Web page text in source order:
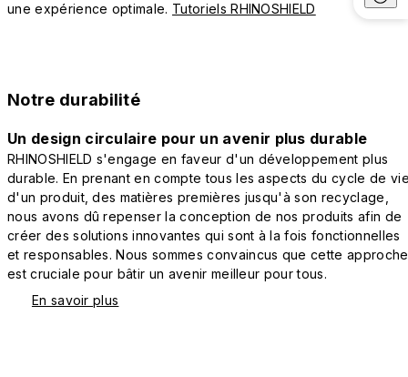
une expérience optimale. Tutoriels RHINOSHIELD
Notre durabilité
Un design circulaire pour un avenir plus durable
RHINOSHIELD s'engage en faveur d'un développement plus
durable. En prenant en compte tous les aspects du cycle de
d'un produit, des matières premières jusqu'à son recyclage,
nous avons dû repenser la conception de nos produits afin de
créer des solutions innovantes qui sont à la fois fonctionnelles
et responsables. Nous sommes convaincus que cette approche
est cruciale pour bâtir un avenir meilleur pour tous.
En savoir plus